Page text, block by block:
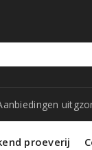
proeverij